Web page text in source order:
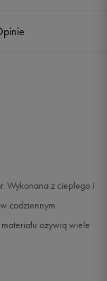
Wykonana z ciepłego i
codziennym
ożywią wiele